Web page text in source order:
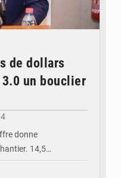
de dollars
3.0 un bouclier
donne
14,5…